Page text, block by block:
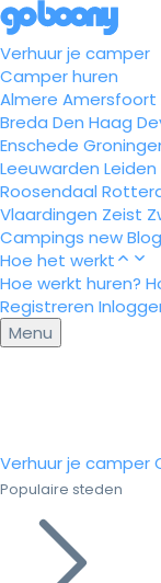
Verhuur je camper
Camper huren
Almere Amersfoort
Breda Den Haag
Enschede
Leeuwarden Leiden
Roosendaal
Vlaardingen Zeist
Campings newBlog
Hoe het werkt
Hoe werkt huren?
Registreren
Menu
Verhuur je camper
Populaire steden